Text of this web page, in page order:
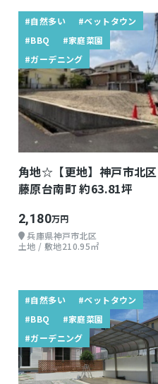
#自然多い
#ベットタウン
#BBQ
#家庭菜園
#ガーデニング
角地☆【更地】神戸市北区
藤原台南町 約63.81坪
2,180万円
兵庫県神戸市北区
土地 / 敷地210.95㎡
#自然多い
#ベットタウン
#BBQ
#家庭菜園
#ガーデニング